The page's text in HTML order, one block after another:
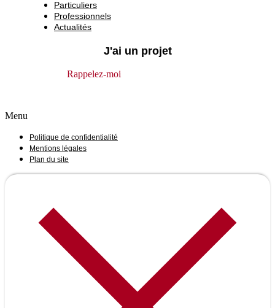
Particuliers
Professionnels
Actualités
J'ai un projet
Rappelez-moi
Menu
Politique de confidentialité
Mentions légales
Plan du site